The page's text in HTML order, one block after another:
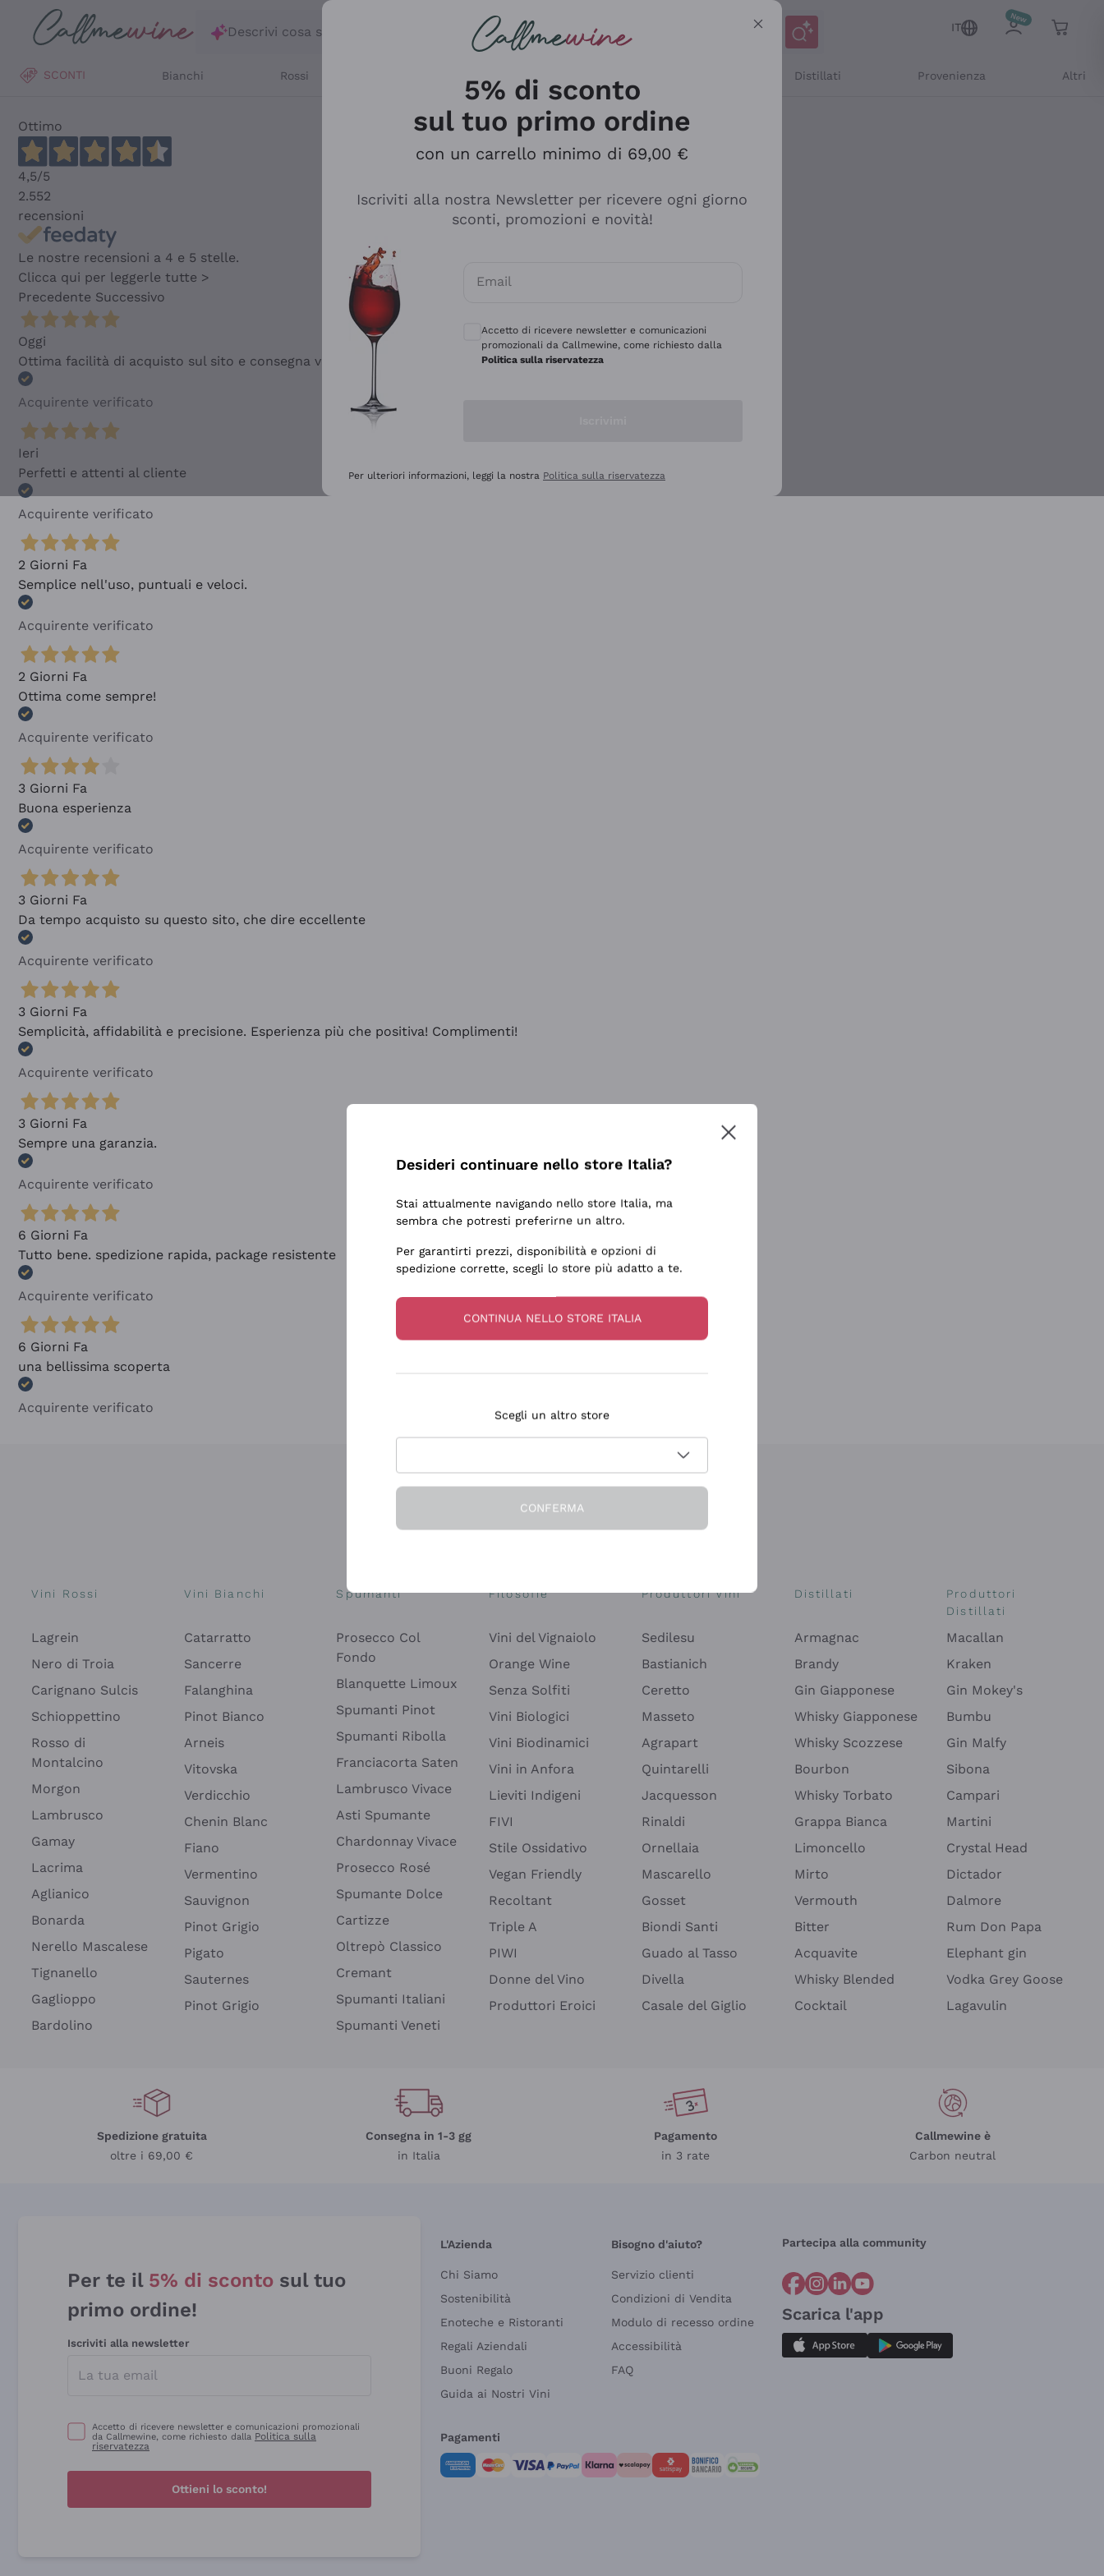
Salta al contenuto principale
Descrivi cosa stai cercando
IT
SCONTI Bianchi Rossi Distillati Provenienza Altri
Ottimo
4,5/5
2.552
recensioni
Le nostre recensioni a 4 e 5 stelle.
Clicca qui per leggerle tutte >
Precedente Successivo
Oggi
Ottima facilità di acquisto sul sito e consegna velocissima
Acquirente verificato
Ieri
Perfetti e attenti al cliente
Acquirente verificato
2 Giorni Fa
Semplice nell'uso, puntuali e veloci.
Acquirente verificato
2 Giorni Fa
Ottima come sempre!
Acquirente verificato
3 Giorni Fa
Buona esperienza
Acquirente verificato
3 Giorni Fa
Da tempo acquisto su questo sito, che dire eccellente
Acquirente verificato
3 Giorni Fa
Semplicità, affidabilità e precisione. Esperienza più che positiva! Complimenti!
Acquirente verificato
3 Giorni Fa
Sempre una garanzia.
Acquirente verificato
6 Giorni Fa
Tutto bene. spedizione rapida, package resistente
Acquirente verificato
6 Giorni Fa
una bellissima scoperta
Acquirente verificato
Esplora il catalogo
Vini Rossi
Lagrein
Nero di Troia
Carignano Sulcis
Schioppettino
Rosso di
Montalcino
Morgon
Lambrusco
Gamay
Lacrima
Aglianico
Bonarda
Nerello Mascalese
Tignanello
Gaglioppo
Bardolino
Vini Bianchi
Catarratto
Sancerre
Falanghina
Pinot Bianco
Arneis
Vitovska
Verdicchio
Chenin Blanc
Fiano
Vermentino
Sauvignon
Pinot Grigio
Pigato
Sauternes
Pinot Grigio
Spumanti
Prosecco Col
Fondo
Blanquette Limoux
Spumanti Pinot
Spumanti Ribolla
Franciacorta Saten
Lambrusco Vivace
Asti Spumante
Chardonnay Vivace
Prosecco Rosé
Spumante Dolce
Cartizze
Oltrepò Classico
Cremant
Spumanti Italiani
Spumanti Veneti
Filosofie
Vini del Vignaiolo
Orange Wine
Senza Solfiti
Vini Biologici
Vini Biodinamici
Vini in Anfora
Lieviti Indigeni
FIVI
Stile Ossidativo
Vegan Friendly
Recoltant
Triple A
PIWI
Donne del Vino
Produttori Eroici
Produttori Vini
Sedilesu
Bastianich
Ceretto
Masseto
Agrapart
Quintarelli
Jacquesson
Rinaldi
Ornellaia
Mascarello
Gosset
Biondi Santi
Guado al Tasso
Divella
Casale del Giglio
Distillati
Armagnac
Brandy
Gin Giapponese
Whisky Giapponese
Whisky Scozzese
Bourbon
Whisky Torbato
Grappa Bianca
Limoncello
Mirto
Vermouth
Bitter
Acquavite
Whisky Blended
Cocktail
Produttori
Distillati
Macallan
Kraken
Gin Mokey's
Bumbu
Gin Malfy
Sibona
Campari
Martini
Crystal Head
Dictador
Dalmore
Rum Don Papa
Elephant gin
Vodka Grey Goose
Lagavulin
Spedizione gratuita
oltre i 69,00 €
Consegna in 1-3 gg
in Italia
Pagamento
in 3 rate
Callmewine è
Carbon neutral
Per te il 5% di sconto sul tuo
primo ordine!
Iscriviti alla newsletter
Accetto di ricevere newsletter e comunicazioni promozionali
da Callmewine, come richiesto dalla Politica sulla
riservatezza
Ottieni lo sconto!
L'Azienda
Chi Siamo
Sostenibilità
Enoteche e Ristoranti
Regali Aziendali
Buoni Regalo
Guida ai Nostri Vini
Bisogno d'aiuto?
Servizio clienti
Condizioni di Vendita
Modulo di recesso ordine
Accessibilità
FAQ
Partecipa alla community
Scarica l'app
Pagamenti
5% di sconto
sul tuo primo ordine
con un carrello minimo di 69,00 €
Iscriviti alla nostra Newsletter per ricevere ogni giorno
sconti, promozioni e novità!
Email
Accetto di ricevere newsletter e comunicazioni
promozionali da Callmewine, come richiesto dalla
Politica sulla riservatezza
Per ulteriori informazioni, leggi la nostra Politica sulla riservatezza
Desideri continuare nello store Italia?
Stai attualmente navigando nello store Italia, ma
sembra che potresti preferirne un altro.
Per garantirti prezzi, disponibilità e opzioni di
spedizione corrette, scegli lo store più adatto a te.
CONTINUA NELLO STORE ITALIA
Scegli un altro store
CONFERMA